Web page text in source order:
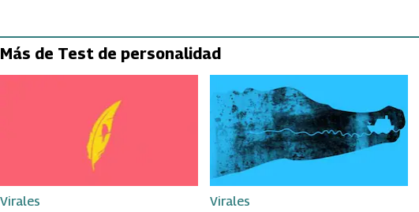
Más de Test de personalidad
Virales Virales